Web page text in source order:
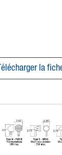
Télécharger la